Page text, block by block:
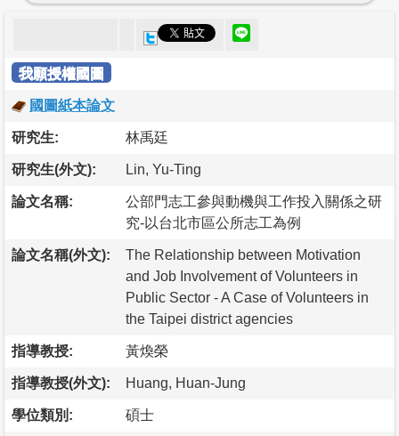
我願授權國圖
國圖紙本論文
研究生: 林禹廷
研究生(外文): Lin, Yu-Ting
論文名稱:
公部門志工參與動機與工作投入關係之研
究-以台北市區公所志工為例
論文名稱(外文):
The Relationship between Motivation
and Job Involvement of Volunteers in
Public Sector - A Case of Volunteers in
the Taipei district agencies
指導教授: 黃煥榮
指導教授(外文): Huang, Huan-Jung
學位類別: 碩士